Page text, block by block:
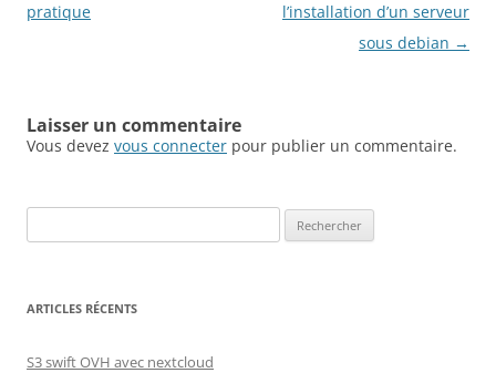
des
pratique
l’installation d’un serveur
sous debian →
Laisser un commentaire
Vous devez vous connecter pour publier un commentaire.
ARTICLES RÉCENTS
S3 swift OVH avec nextcloud